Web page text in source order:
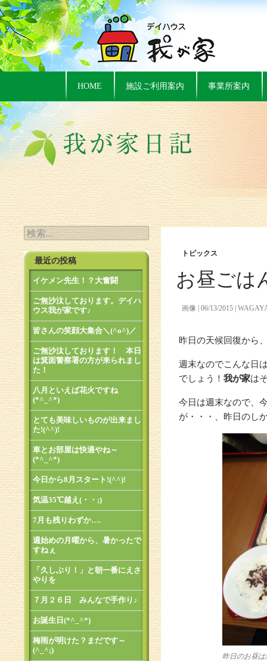
HOME 施設ご利用案内 事業所案内
トピックス
お昼ごは
画像 06/13/2015
昨日の天候回復から
週末なのでこんな日
でしょう！ 我が家は
今日は週末なので、
が・・・、昨日のし
昨日のお昼
検索:
最近の投稿
イケメン先生！？大奮闘
ご無沙汰しております。デイハ
ウス我が家です♪
皆さんの笑顔大集合＼(^o^)／
ご無沙汰しております！ 本日
は箕面警察署の方が来られまし
た！
八月といえば花火ですね
(*^_^*)
とても美味しいものが出来まし
た!(^^)!
車とお部屋は快適やね～
(*^_^*)
今日から8月スタート!(^^)!
気温35℃越え(・・;)
7月も残りわずか….
週始めの月曜から、暑かったで
すねぇ
「久しぶり！」と朝一番にえさ
やりを
７月２６日 みんなで手作り♪
お誕生日(*^_^*)
梅雨が明けた？まだです～
(^_^;)